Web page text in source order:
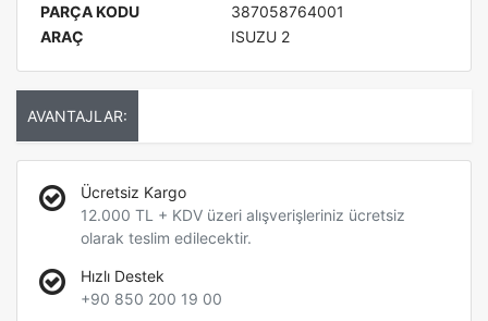
PARÇA KODU
387058764001
ARAÇ
ISUZU 2
AVANTAJLAR:
Ücretsiz Kargo
12.000 TL + KDV üzeri alışverişleriniz ücretsiz
olarak teslim edilecektir.
Hızlı Destek
+90 850 200 19 00